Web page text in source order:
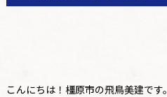
こんにちは！橿原市の飛鳥美建です。